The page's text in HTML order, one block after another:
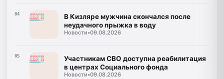
04
В Кизляре мужчина скончался после
неудачного прыжка в воду
Новости•09.08.2026
05
Участникам СВО доступна реабилитация
в центрах Социального фонда
Новости•09.08.2026